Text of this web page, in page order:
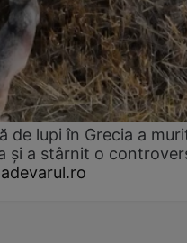
de lupi în Grecia a
și a stârnit o
adevarul.ro